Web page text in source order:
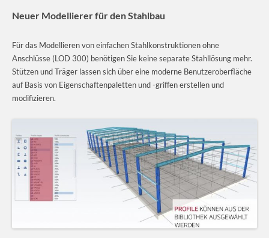
Neuer Modellierer für den Stahlbau
Für das Modellieren von einfachen Stahlkonstruktionen ohne
Anschlüsse (LOD 300) benötigen Sie keine separate Stahllösung mehr.
Stützen und Träger lassen sich über eine moderne Benutzeroberfläche
auf Basis von Eigenschaftenpaletten und -griffen erstellen und
modifizieren.